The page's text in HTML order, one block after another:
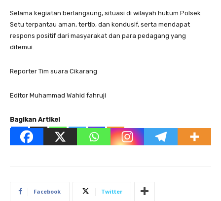
Selama kegiatan berlangsung, situasi di wilayah hukum Polsek
Setu terpantau aman, tertib, dan kondusif, serta mendapat
respons positif dari masyarakat dan para pedagang yang
ditemui.
Reporter Tim suara Cikarang
Editor Muhammad Wahid fahruji
Bagikan Artikel
Facebook Twitter